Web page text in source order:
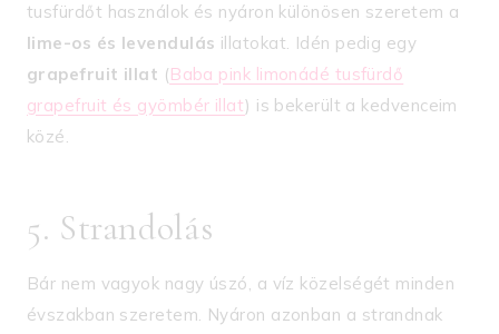
tusfürdőt használok és nyáron különösen szeretem a
lime-os és levendulás illatokat. Idén pedig egy
grapefruit illat (Baba pink limonádé tusfürdő
grapefruit és gyömbér illat) is bekerült a kedvenceim
közé.
5. Strandolás
Bár nem vagyok nagy úszó, a víz közelségét minden
évszakban szeretem. Nyáron azonban a strandnak